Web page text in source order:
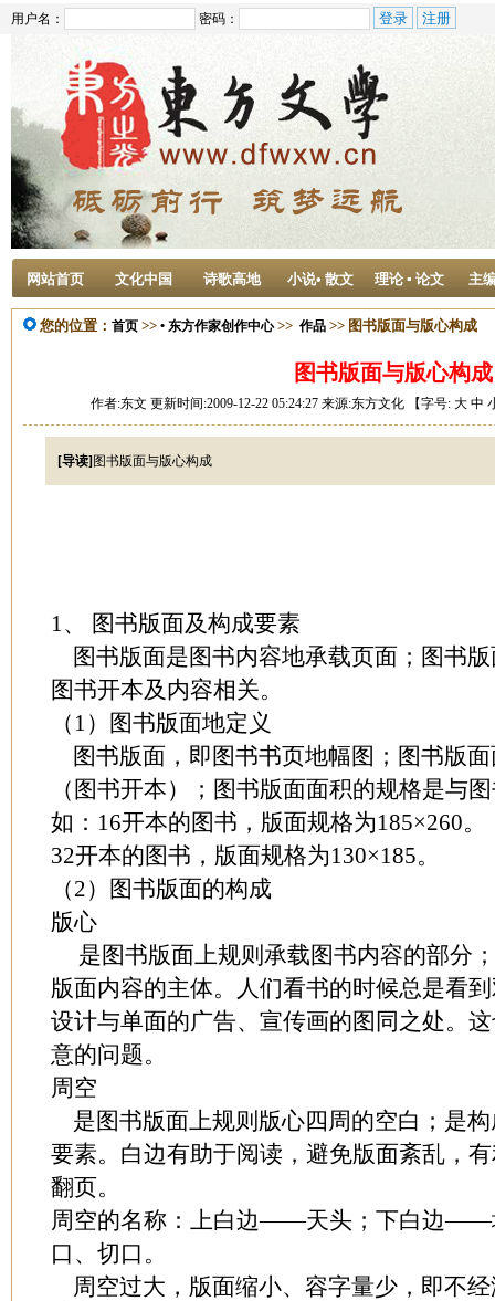
用户名： 密码：
网站首页 文化中国 诗歌高地 小说• 散文 理论 ▪ 论文 主
您的位置： 首页 >> • 东方作家创作中心>> 作品 >> 图书版面与版心构成
图书版面与版心构成
作者:东文 更新时间:2009-12-22 05:24:27 来源:东方文化 【字号: 大 中
[导读] 图书版面与版心构成
1、 图书版面及构成要素
图书版面是图书内容地承载页面；图书
图书开本及内容相关。
（1）图书版面地定义
图书版面，即图书书页地幅图；图书版
（图书开本）；图书版面面积的规格是与
如：16开本的图书，版面规格为185×260。
32开本的图书，版面规格为130×185。
（2）图书版面的构成
版心
是图书版面上规则承载图书内容的部分
版面内容的主体。人们看书的时候总是看
设计与单面的广告、宣传画的图同之处。
意的问题。
周空
是图书版面上规则版心四周的空白；是
要素。白边有助于阅读，避免版面紊乱，
翻页。
周空的名称：上白边——天头；下白边
口、切口。
周空过大，版面缩小、容字量少，即不